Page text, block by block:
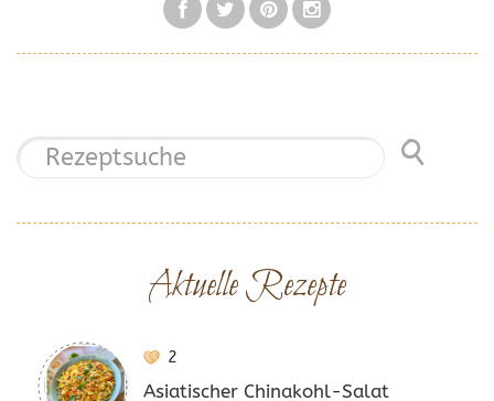
Aktuelle Rezepte
2
Asiatischer Chinakohl-Salat